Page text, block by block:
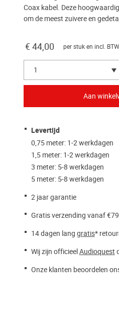
Coax kabel. Deze
om de meest zuivere en
€ 44,00 per stuk en incl.
1
Levertijd
0,75 meter: 1-2 werkdagen
1,5 meter: 1-2 werkdagen
3 meter: 5-8 werkdagen
5 meter: 5-8 werkdagen
2 jaar garantie
Gratis verzending vanaf
14 dagen lang gratis*
Wij zijn officieelAudioquest
Onze klanten beoordelen